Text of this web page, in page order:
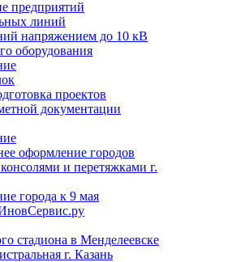
предприятий
линий
напряжением до 10 кВ
оборудования
проектов
документации
оформление городов
и перетяжками г.
города к 9 мая
стадиона в Менделеевске
г. Казань